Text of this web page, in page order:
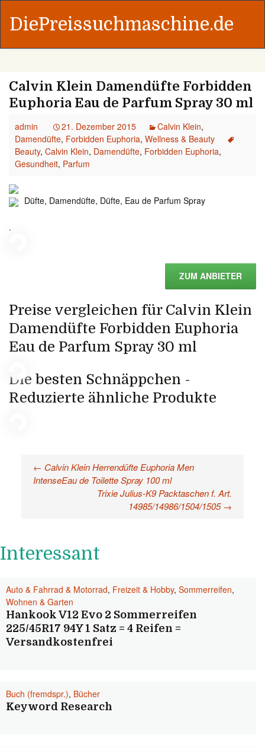
DiePreissuchmaschine.de
Calvin Klein Damendüfte Forbidden
Euphoria Eau de Parfum Spray 30 ml
admin 21. Dezember 2015 Calvin Klein,
Damendüfte, Forbidden Euphoria, Wellness & Beauty
Beauty, Calvin Klein, Damendüfte, Forbidden Euphoria,
Gesundheit, Parfum
Düfte, Damendüfte, Düfte, Eau de Parfum Spray
.
ZUM ANBIETER
Preise vergleichen für Calvin Klein
Damendüfte Forbidden Euphoria
Eau de Parfum Spray 30 ml
Die besten Schnäppchen -
Reduzierte ähnliche Produkte
Beitragsnavigation
← Calvin Klein Herrendüfte Euphoria Men
IntenseEau de Toilette Spray 100 ml
Trixie Julius-K9 Packtaschen f. Art.
14985/14986/1504/1505 →
Interessant
Auto & Fahrrad & Motorrad, Freizeit & Hobby, Sommerreifen,
Wohnen & Garten
Hankook V12 Evo 2 Sommerreifen
225/45R17 94Y 1 Satz = 4 Reifen =
Versandkostenfrei
Buch (fremdspr.), Bücher
Keyword Research